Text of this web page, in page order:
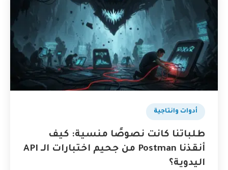
أدوات وانتاجية
طلباتنا كانت نصوصًا منسية: كيف
أنقذنا Postman من جحيم اختبارات الـ API
اليدوية؟